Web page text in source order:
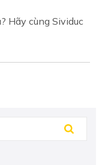
Hãy cùng Sividuc